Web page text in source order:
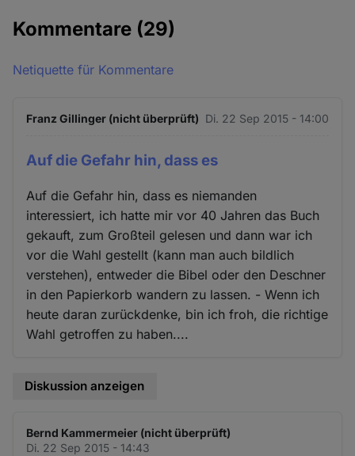
Kommentare (29)
Netiquette für Kommentare
Franz Gillinger (nicht überprüft) Di. 22 Sep 2015 - 14:00
Auf die Gefahr hin, dass es
Auf die Gefahr hin, dass es niemanden
interessiert, ich hatte mir vor 40 Jahren das Buch
gekauft, zum Großteil gelesen und dann war ich
vor die Wahl gestellt (kann man auch bildlich
verstehen), entweder die Bibel oder den Deschner
in den Papierkorb wandern zu lassen. - Wenn ich
heute daran zurückdenke, bin ich froh, die richtige
Wahl getroffen zu haben....
Diskussion anzeigen
Bernd Kammermeier (nicht überprüft)
Di. 22 Sep 2015 - 14:43